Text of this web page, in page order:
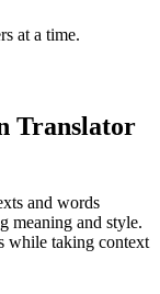
at a time.
Translator
and words
meaning and style.
while taking context